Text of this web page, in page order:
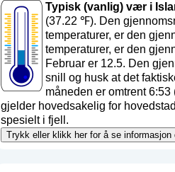
Typisk (vanlig) vær i
(37.22 ℉). Den
temperaturer, er den
temperaturer, er den
Februar er 12.5. Den
snill og husk at det
måneden er omtrent
gjelder hovedsakelig for
spesielt i fjell.
Trykk eller klikk her for å se